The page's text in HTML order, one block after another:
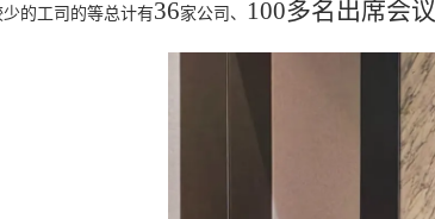
的工司的等总计有36家公司、 100多名出席会议